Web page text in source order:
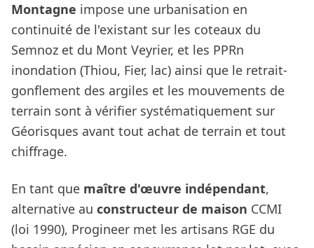
Montagne impose une urbanisation en
continuité de l'existant sur les coteaux du
Semnoz et du Mont Veyrier, et les PPRn
inondation (Thiou, Fier, lac) ainsi que le retrait-
gonflement des argiles et les mouvements de
terrain sont à vérifier systématiquement sur
Géorisques avant tout achat de terrain et tout
chiffrage.
En tant que maître d'œuvre indépendant,
alternative au constructeur de maison CCMI
(loi 1990), Progineer met les artisans RGE du